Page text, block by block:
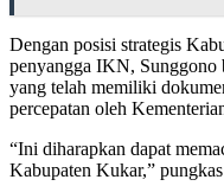
Dengan posisi strategis
penyangga IKN, Sunggono
yang telah memiliki
percepatan oleh
“Ini diharapkan dapat
Kabupaten Kukar,”